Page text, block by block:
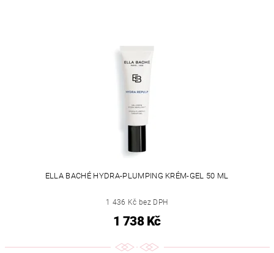
ELLA BACHÉ HYDRA-PLUMPING KRÉM-GEL 50 ML
1 436 Kč bez DPH
1 738 Kč